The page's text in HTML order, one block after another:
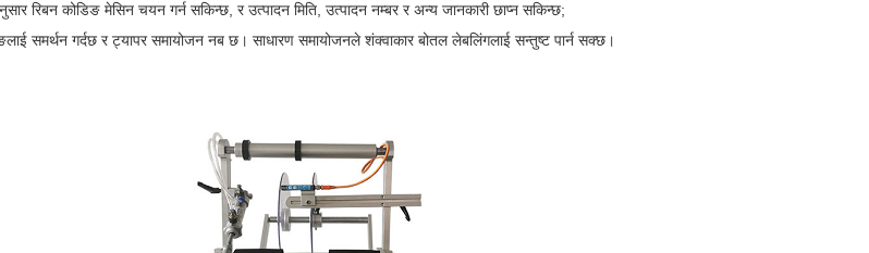
रिबन कोडिङ मेसिन चयन गर्न सकिन्छ, र उत्पादन मिति, उत्पादन नम्बर र अन्य जानकारी छाप्न सकिन्छ;
समर्थन गर्दछ र ट्यापर समायोजन नब छ। साधारण समायोजनले शंक्वाकार बोतल लेबलिंगलाई सन्तुष्ट पार्न सक्छ।